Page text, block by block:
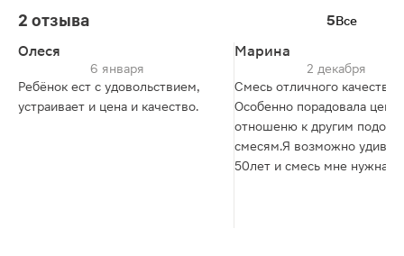
2 отзыва 5Все
Олеся
6 января
Ребёнок ест с удовольствием,
устраивает и цена и качество.
Марина
2 декабря
Смесь отличного качества!
Особенно порадовала цена
отношеню к другим
смесям.Я возможно
50лет и смесь мне